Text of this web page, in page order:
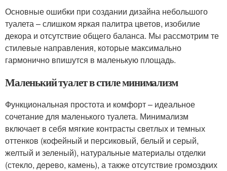
Основные ошибки при создании дизайна небольшого
туалета – слишком яркая палитра цветов, изобилие
декора и отсутствие общего баланса. Мы рассмотрим те
стилевые направления, которые максимально
гармонично впишутся в маленькую площадь.
Маленький туалет в стиле минимализм
Функциональная простота и комфорт – идеальное
сочетание для маленького туалета. Минимализм
включает в себя мягкие контрасты светлых и темных
оттенков (кофейный и персиковый, белый и серый,
желтый и зеленый), натуральные материалы отделки
(стекло, дерево, камень), а также отсутствие громоздких